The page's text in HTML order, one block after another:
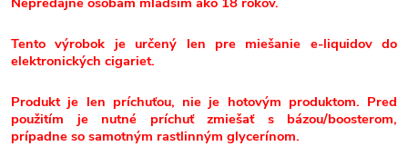
Tento výrobok je určený len pre miešanie e-liquidov do
elektronických cigariet.
Produkt je len príchuťou, nie je hotovým produktom. Pred
použitím je nutné príchuť zmiešať s bázou/boosterom,
prípadne so samotným rastlinným glycerínom.